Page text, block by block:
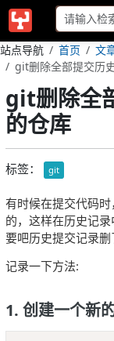
站点导航 首页
文
git删除全部提交历
git删除全
的仓库
标签： git
有时候在提交代码
的，这样在历史记
要吧历史提交记录删
记录一下方法:
1. 创建一个新